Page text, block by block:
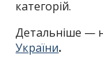
категорій.
Детальніше —
України.